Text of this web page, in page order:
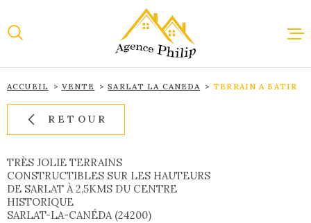
la
au
menu
au
contenu
ACCUEIL VENTE SARLAT LA CANEDA TERRAIN A BATIR
RETOUR
TRÈS JOLIE TERRAINS
CONSTRUCTIBLES SUR LES HAUTEURS
DE SARLAT À 2,5KMS DU CENTRE
HISTORIQUE
SARLAT-LA-CANÉDA (24200)